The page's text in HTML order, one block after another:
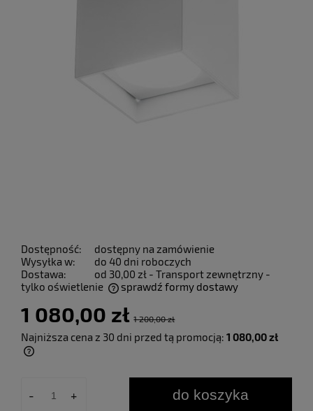
Dostępność:
dostępny na zamówienie
Wysyłka w:
do 40 dni roboczych
Dostawa:
od 30,00 zł - Transport zewnętrzny -
tylko oświetlenie
sprawdź formy dostawy
1 080,00 zł 1 200,00 zł
Najniższa cena z 30 dni przed tą promocją: 1 080,00 zł
30 dni, wyświetlana jest najniższa cena od
momentu, kiedy produkt pojawił się w
- + do koszyka